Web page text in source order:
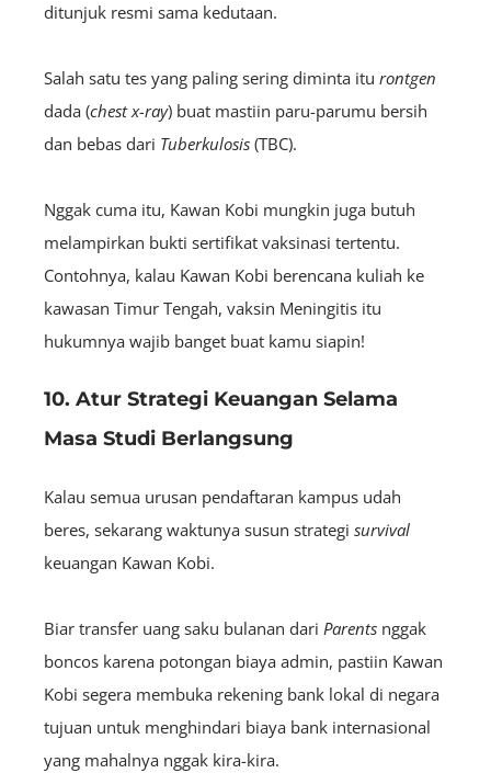
ditunjuk resmi sama kedutaan.
Salah satu tes yang paling sering diminta itu rontgen
dada (chest x-ray) buat mastiin paru-parumu bersih
dan bebas dari Tuberkulosis (TBC).
Nggak cuma itu, Kawan Kobi mungkin juga butuh
melampirkan bukti sertifikat vaksinasi tertentu.
Contohnya, kalau Kawan Kobi berencana kuliah ke
kawasan Timur Tengah, vaksin Meningitis itu
hukumnya wajib banget buat kamu siapin!
10. Atur Strategi Keuangan Selama
Masa Studi Berlangsung
Kalau semua urusan pendaftaran kampus udah
beres, sekarang waktunya susun strategi survival
keuangan Kawan Kobi.
Biar transfer uang saku bulanan dari Parents nggak
boncos karena potongan biaya admin, pastiin Kawan
Kobi segera membuka rekening bank lokal di negara
tujuan untuk menghindari biaya bank internasional
yang mahalnya nggak kira-kira.